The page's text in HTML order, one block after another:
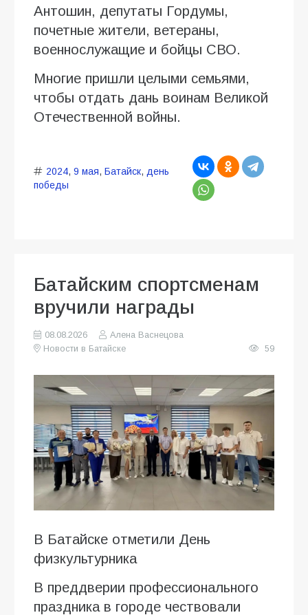
Антошин, депутаты Гордумы,
почетные жители, ветераны,
военнослужащие и бойцы СВО.
Многие пришли целыми семьями,
чтобы отдать дань воинам Великой
Отечественной войны.
2024, 9 мая, Батайск, день
победы
Батайским спортсменам
вручили награды
08.08.2026
Алена Васнецова
Новости в Батайске
59
В Батайске отметили День
физкультурника
В преддверии профессионального
праздника в городе чествовали